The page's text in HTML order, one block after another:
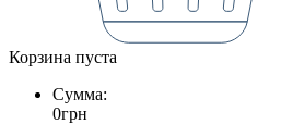
Корзина пуста
Сумма:
0грн